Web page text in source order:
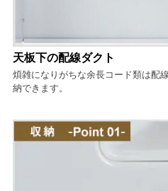
天板下の配線ダクト
煩雑になりがちな余長コード類は配
納できます。